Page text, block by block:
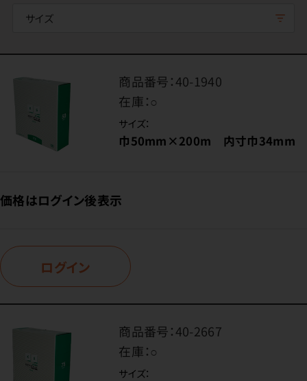
サイズ
商品番号：40-1940
在庫：○
サイズ：
巾50mm×200m 内寸巾34mm
価格はログイン後表示
ログイン
商品番号：40-2667
在庫：○
サイズ：